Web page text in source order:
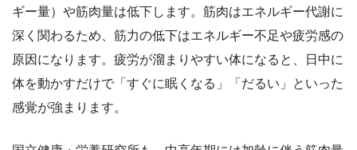
ギー量）や筋肉量は低下します。筋肉はエネルギー代謝に
深く関わるため、筋力の低下はエネルギー不足や疲労感の
原因になります。疲労が溜まりやすい体になると、日中に
体を動かすだけで「すぐに眠くなる」「だるい」といった
感覚が強まります。